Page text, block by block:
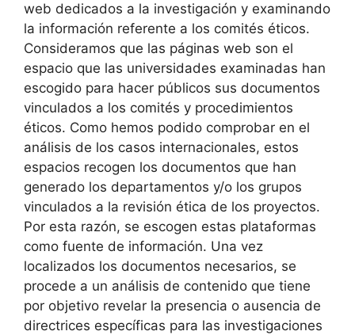
web dedicados a la investigación y examinando
la información referente a los comités éticos.
Consideramos que las páginas web son el
espacio que las universidades examinadas han
escogido para hacer públicos sus documentos
vinculados a los comités y procedimientos
éticos. Como hemos podido comprobar en el
análisis de los casos internacionales, estos
espacios recogen los documentos que han
generado los departamentos y/o los grupos
vinculados a la revisión ética de los proyectos.
Por esta razón, se escogen estas plataformas
como fuente de información. Una vez
localizados los documentos necesarios, se
procede a un análisis de contenido que tiene
por objetivo revelar la presencia o ausencia de
directrices específicas para las investigaciones